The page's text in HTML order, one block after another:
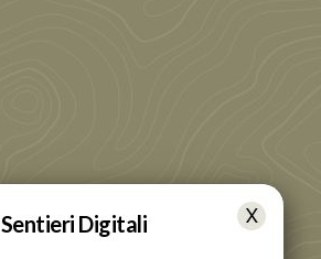
Sentieri Digitali